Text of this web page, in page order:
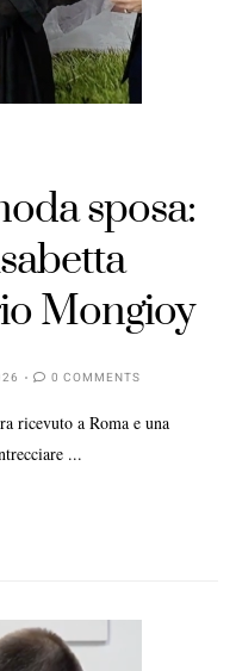
sposa:
Mongioy
0 COMMENTS
ricevuto a Roma e una
...